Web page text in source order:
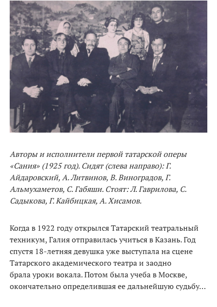
Авторы и исполнители первой татарской оперы
«Сания» (1925 год). Сидят (слева направо): Г.
Айдаровский, А. Литвинов, В. Виногра­дов, Г.
Альмухаметов, С. Габяши. Стоят: Л. Гаврилова, С.
Садыкова, Г. Кайбицкая, А. Хисамов.
Когда в 1922 году открылся Татарский театральный
техникум, Галия отправилась учиться в Казань. Год
спустя 18-летняя девушка уже выступала на сцене
Татарского академического театра и заодно
брала уроки вокала. Потом была учеба в Москве,
окончательно определившая ее дальнейшую судьбу…